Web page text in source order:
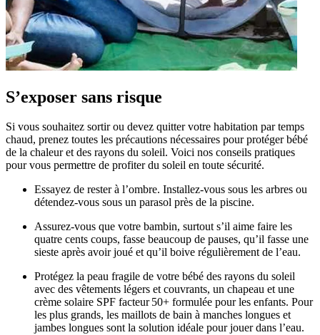
S’exposer sans risque
Si vous souhaitez sortir ou devez quitter votre habitation par temps
chaud, prenez toutes les précautions nécessaires pour protéger bébé
de la chaleur et des rayons du soleil. Voici nos conseils pratiques
pour vous permettre de profiter du soleil en toute sécurité.
Essayez de rester à l’ombre. Installez-vous sous les arbres ou
détendez-vous sous un parasol près de la piscine.
Assurez-vous que votre bambin, surtout s’il aime faire les
quatre cents coups, fasse beaucoup de pauses, qu’il fasse une
sieste après avoir joué et qu’il boive régulièrement de l’eau.
Protégez la peau fragile de votre bébé des rayons du soleil
avec des vêtements légers et couvrants, un chapeau et une
crème solaire SPF facteur 50+ formulée pour les enfants. Pour
les plus grands, les maillots de bain à manches longues et
jambes longues sont la solution idéale pour jouer dans l’eau.